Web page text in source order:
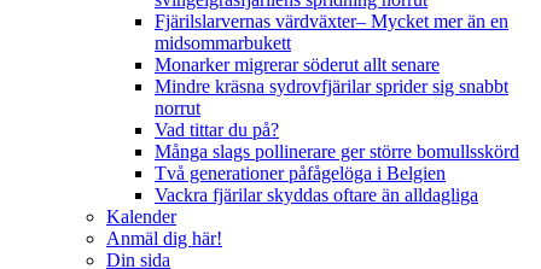
Fjärilslarvernas värdväxter– Mycket mer än en
midsommarbukett
Monarker migrerar söderut allt senare
Mindre kräsna sydrovfjärilar sprider sig snabbt
norrut
Vad tittar du på?
Många slags pollinerare ger större bomullsskörd
Två generationer påfågelöga i Belgien
Vackra fjärilar skyddas oftare än alldagliga
Kalender
Anmäl dig här!
Din sida